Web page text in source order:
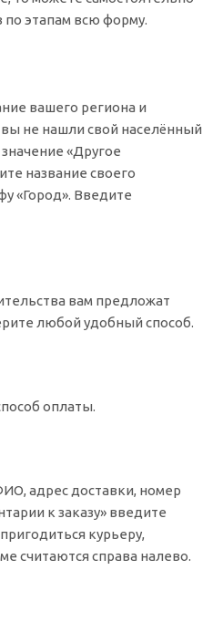
по этапам всю форму.
вашего региона и
вы не нашли свой населённый
«Другое
название своего
«Город». Введите
вам предложат
любой удобный способ.
оплаты.
адрес доставки, номер
к заказу» введите
курьеру,
считаются справа налево.